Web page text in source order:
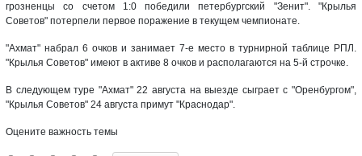
грозненцы со счетом 1:0 победили петербургский "Зенит". "Крылья
Советов" потерпели первое поражение в текущем чемпионате.
"Ахмат" набрал 6 очков и занимает 7-е место в турнирной таблице РПЛ.
"Крылья Советов" имеют в активе 8 очков и располагаются на 5-й строчке.
В следующем туре "Ахмат" 22 августа на выезде сыграет с "Оренбургом",
"Крылья Советов" 24 августа примут "Краснодар".
Оцените важность темы